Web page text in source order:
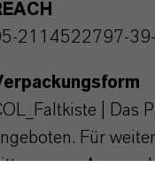
2114522797-
| Das
Für
unsere